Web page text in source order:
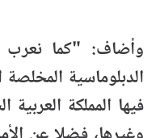
وأضاف: "كما نعرب
الدبلوماسية المخلصة
فيها المملكة